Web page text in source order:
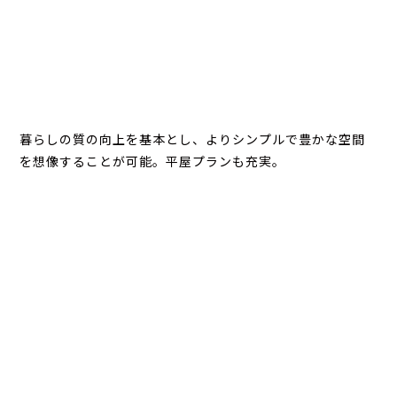
暮らしの質の向上を基本とし、よりシンプルで豊かな空間
を想像することが可能。平屋プランも充実。